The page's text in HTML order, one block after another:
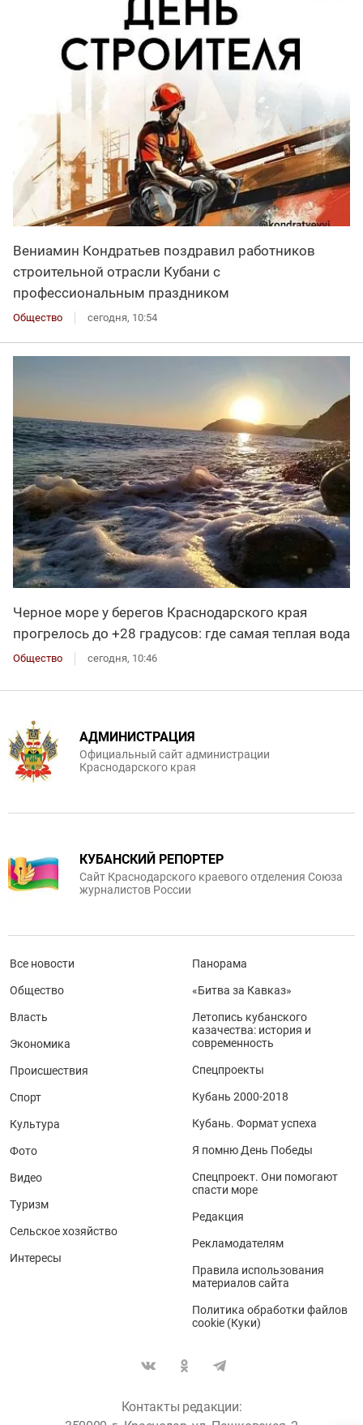
Вениамин Кондратьев поздравил работников
строительной отрасли Кубани с
профессиональным праздником
Общество сегодня, 10:54
Черное море у берегов Краснодарского края
прогрелось до +28 градусов: где самая теплая вода
Общество сегодня, 10:46
АДМИНИСТРАЦИЯ
Официальный сайт администрации
Краснодарского края
КУБАНСКИЙ РЕПОРТЕР
Сайт Краснодарского краевого отделения Союза
журналистов России
Все новости
Общество
Власть
Экономика
Происшествия
Спорт
Культура
Фото
Видео
Туризм
Сельское хозяйство
Интересы
Панорама
«Битва за Кавказ»
Летопись кубанского
казачества: история и
современность
Спецпроекты
Кубань 2000-2018
Кубань. Формат успеха
Я помню День Победы
Спецпроект. Они помогают
спасти море
Редакция
Рекламодателям
Правила использования
материалов сайта
Политика обработки файлов
cookie (Куки)
Контакты редакции: